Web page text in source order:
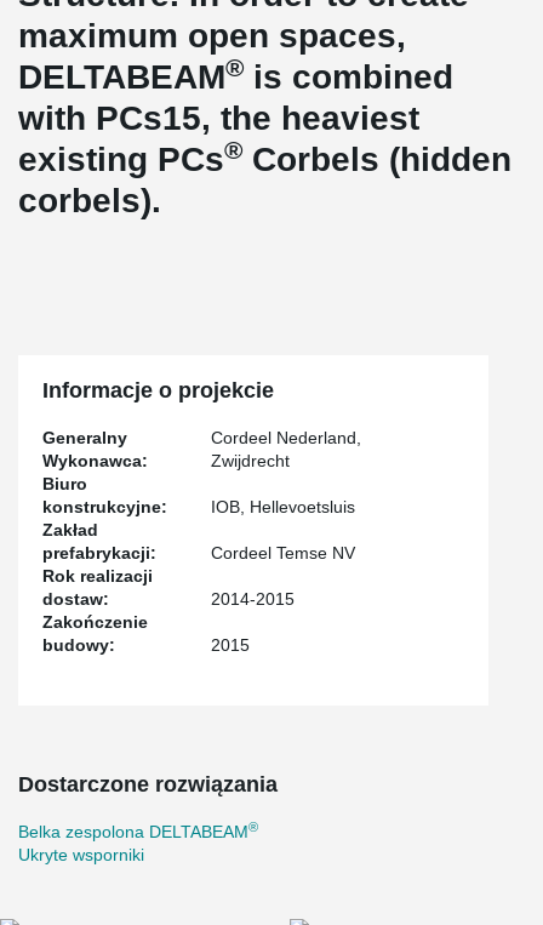
maximum open spaces,
DELTABEAM® is combined
with PCs15, the heaviest
existing PCs® Corbels (hidden
corbels).
Informacje o projekcie
Generalny
Wykonawca:
Cordeel Nederland,
Zwijdrecht
Biuro
konstrukcyjne:
IOB, Hellevoetsluis
Zakład
prefabrykacji:
Cordeel Temse NV
Rok realizacji
dostaw:
2014-2015
Zakończenie
budowy:
2015
Dostarczone rozwiązania
Belka zespolona DELTABEAM®
Ukryte wsporniki